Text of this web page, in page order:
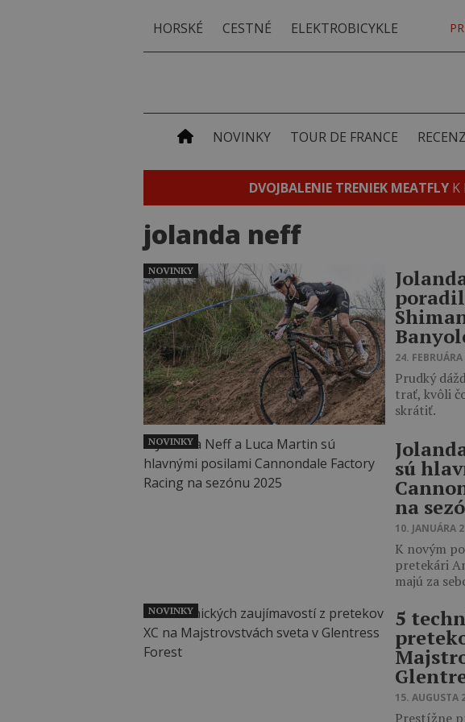
HORSKÉ CESTNÉ ELEKTROBICYKLE
NOVINKY TOUR DE FRANCE
DVOJBALENIE TRENIEK MEATFLY K
jolanda neff
24.
Prudký
trať, kvôli
skrátiť.
NOVINKY
sú
na
10. JANUÁRA
K novým
pretekári
majú za
NOVINKY
5
15. AUGUSTA
Prestížne
NOVINKY